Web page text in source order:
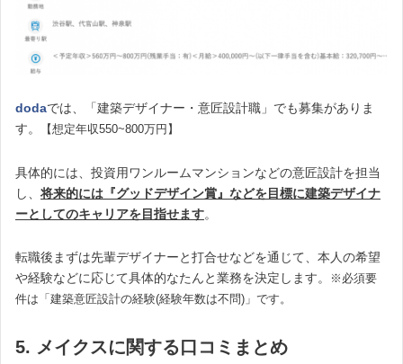
dodaでは、「建築デザイナー・意匠設計職」でも募集がありま
す。
【想定年収550~800万円】
具体的には、投資用ワンルームマンションなどの意匠設計を担当
し、 将来的には『グッドデザイン賞』などを目標に建築デザイナ
ーとしてのキャリアを目指せます。
転職後まずは先輩デザイナーと打合せなどを通じて、本人の希望
や経験などに応じて具体的なたんと業務を決定します。
※必須要
件は「建築意匠設計の経験(経験年数は不問)」です。
5. メイクスに関する口コミまとめ